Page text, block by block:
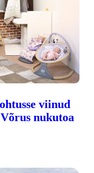
viinud
nukutoa